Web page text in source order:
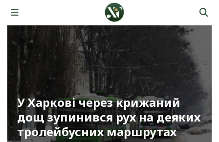
У Харкові через крижаний
дощ зупинився рух на деяких
тролейбусних маршрутах